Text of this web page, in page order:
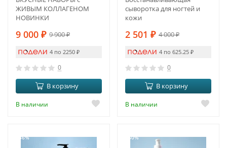
ЖИВЫМ КОЛЛАГЕНОМ
НОВИНКИ
9 000 ₽ 9 900₽
4 по 2250 ₽
0
В корзину
В наличии
сыворотка для ногтей и
кожи
2 501 ₽ 4 000₽
4 по 625.25 ₽
0
В корзину
В наличии
-36% -50%